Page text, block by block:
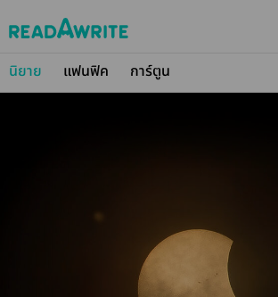
นิยาย แฟนฟิค การ์ตูน